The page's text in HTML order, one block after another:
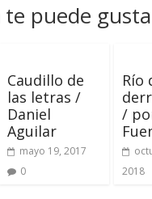
puede
Caudillo de
las letras /
Daniel
Aguilar
mayo 19, 2017
0
Río
/
2018